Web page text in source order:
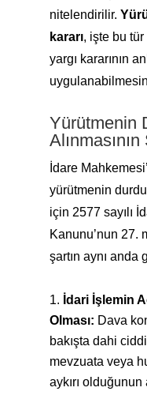
nitelendirilir.
kararı, işte bu tür
yargı kararının
Yürütmenin
Alınmasının
İdare
yürütmenin
için 2577 sayılı
Kanunu’nun 27.
şartın aynı anda
İdari İşlemin
Olması: Dava
bakışta dahi
mevzuata veya
aykırı olduğunun